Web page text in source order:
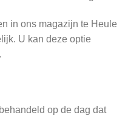
in ons magazijn te Heule
U kan deze optie
op de dag dat